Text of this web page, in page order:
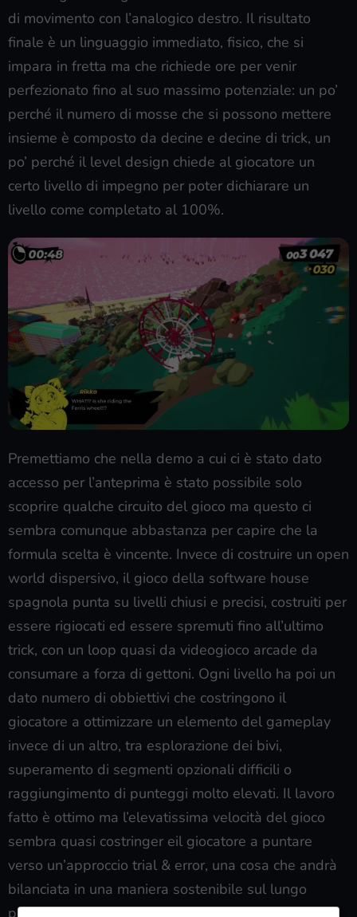
di movimento con l’analogico destro. Il risultato
finale è un linguaggio immediato, fisico, che si
impara in fretta ma che richiede ore per venir
perfezionato fino al suo massimo potenziale: un po’
perché il numero di mosse che si possono mettere
insieme è composto da decine e decine di trick, un
po’ perché il level design chiede al giocatore un
certo livello di impegno per poter dichiarare un
livello come completato al 100%.
Premettiamo che nella demo a cui ci è stato dato
accesso per l’anteprima è stato possibile solo
scoprire qualche circuito del gioco ma questo ci
sembra comunque abbastanza per capire che la
formula scelta è vincente. Invece di costruire un open
world dispersivo, il gioco della software house
spagnola punta su livelli chiusi e precisi, costruiti per
essere rigiocati ed essere spremuti fino all’ultimo
trick, con un loop quasi da videogioco arcade da
consumare a forza di gettoni. Ogni livello ha poi un
dato numero di obbiettivi che costringono il
giocatore a ottimizzare un elemento del gameplay
invece di un altro, tra esplorazione dei bivi,
superamento di segmenti opzionali difficili o
raggiungimento di punteggi molto elevati. Il lavoro
fatto è ottimo ma l’elevatissima velocità del gioco
sembra quasi costringer eil giocatore a puntare
verso un’approccio trial & error, una cosa che andrà
bilanciata in una maniera sostenibile sul lungo
periodo.